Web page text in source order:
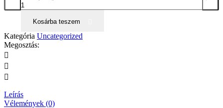
Kosárba teszem
Kategória Uncategorized
Megosztás:
Leírás
Vélemények (0)